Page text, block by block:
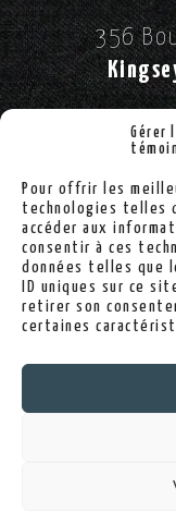
Gérer
Pour offrir les
technologies telles
accéder aux
consentir à ces
données telles que
ID uniques sur ce
retirer son
certaines
356
SUIVEZ-
© Théâtre des